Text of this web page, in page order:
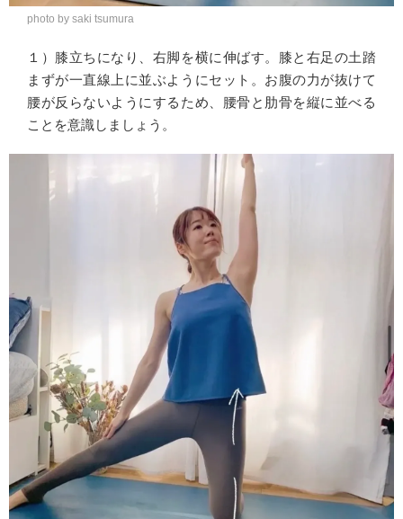
photo by saki tsumura
１）膝立ちになり、右脚を横に伸ばす。膝と右足の土踏
まずが一直線上に並ぶようにセット。お腹の力が抜けて
腰が反らないようにするため、腰骨と肋骨を縦に並べる
ことを意識しましょう。